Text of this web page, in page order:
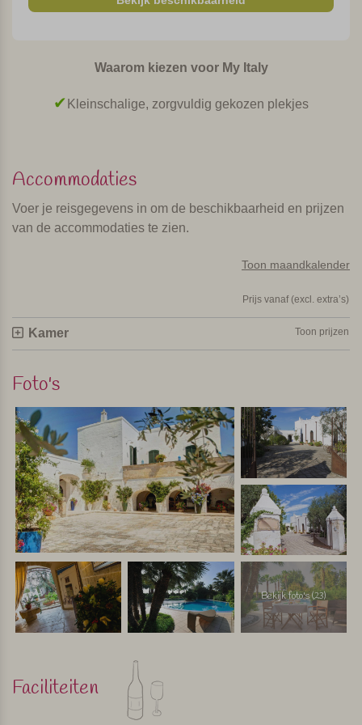
Waarom kiezen voor My Italy
Kleinschalige, zorgvuldig gekozen plekjes
Accommodaties
Voer je reisgegevens in om de beschikbaarheid en prijzen
van de accommodaties te zien.
Toon maandkalender
Prijs vanaf (excl. extra’s)
Kamer Toon prijzen
Foto's
Bekijk foto's (23)
Faciliteiten